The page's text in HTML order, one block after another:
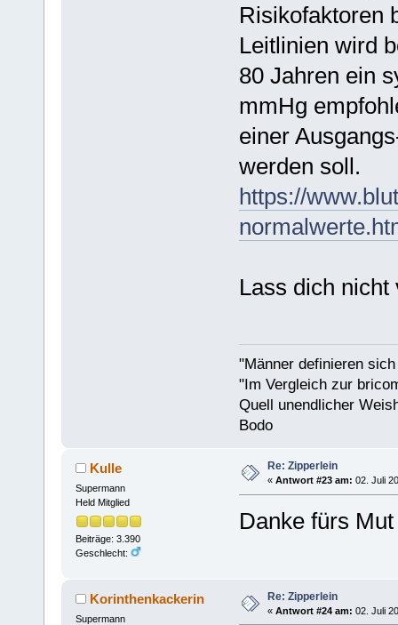
Risikofaktoren
Leitlinien wird
80 Jahren ein
mmHg
einer
werden soll.
https://
Lass dich
"Männer definieren
"Im Vergleich zur
Quell unendlicher
Bodo
Kulle
Supermann
Held Mitglied
Beiträge: 3.390
Geschlecht:
Re: Zipperlein
« Antwort #23 am: 02. Juli
Danke fürs
Korinthenkackerin
Supermann
Re: Zipperlein
« Antwort #24 am: 02. Juli